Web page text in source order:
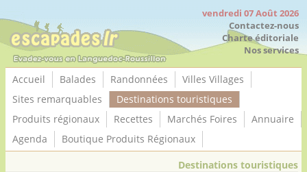
vendredi 07 Août 2026
Contactez-nous
Charte éditoriale
Nos services
Accueil Balades Randonnées
Villes Villages
Sites remarquables
Destinations touristiques
Produits régionaux
Recettes Marchés Foires
Annuaire
Agenda
Boutique Produits Régionaux
Destinations touristiques